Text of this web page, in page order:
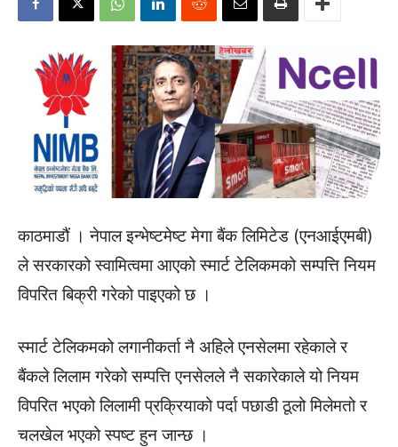
काठमाडौं । नेपाल इन्भेष्टमेष्ट मेगा बैंक लिमिटेड (एनआईएमबी)
ले सरकारको स्वामित्वमा आएको स्मार्ट टेलिकमको सम्पत्ति नियम
विपरित बिक्री गरेको पाइएको छ ।
स्मार्ट टेलिकमको लगानीकर्ता नै अहिले एनसेलमा रहेकाले र
बैंकले लिलाम गरेको सम्पत्ति एनसेलले नै सकारेकाले यो नियम
विपरित भएको लिलामी प्रक्रियाको पर्दा पछाडी ठूलो मिलेमतो र
चलखेल भएको स्पष्ट हुन जान्छ ।